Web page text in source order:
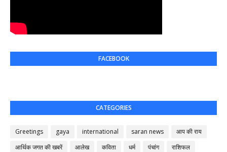
FACEBOOK
CATEGORIES
Greetings gaya international saran news
आप की राय
आर्थिक जगत की खबरें
आलेख कविता धर्म पंचांग राशिफल